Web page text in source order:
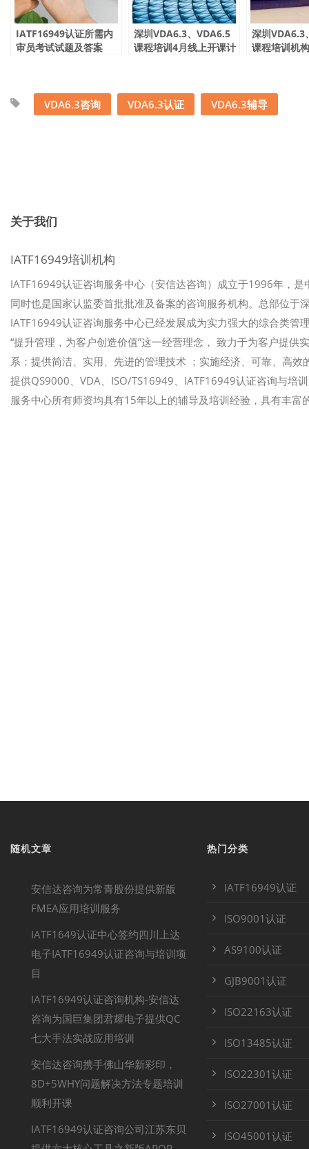
IATF16949认证所需内
审员考试试题及答案
深圳VDA6.3、VDA6.5
课程培训4月线上开课计
深圳VDA6.3
课程培训机
VDA6.3咨询 VDA6.3认证 VDA6.3辅导
关于我们
IATF16949培训机构
IATF16949认证咨询服务中心（安信达咨询）成立于1996年，
同时也是国家认监委首批批准及备案的咨询服务机构。总部位于
IATF16949认证咨询服务中心已经发展成为实力强大的综合类
“提升管理，为客户创造价值”这一经营理念， 致力于为客户提
系；提供简洁、实用、先进的管理技术 ；实施经济、可靠、高
提供QS9000、VDA、ISO/TS16949、IATF16949认证咨询与培
服务中心所有师资均具有15年以上的辅导及培训经验，具有丰富
随机文章
安信达咨询为常青股份提供新版
FMEA应用培训服务
IATF1649认证中心签约四川上达
电子IATF16949认证咨询与培训项
目
IATF16949认证咨询机构-安信达
咨询为国巨集团君耀电子提供QC
七大手法实战应用培训
安信达咨询携手佛山华新彩印，
8D+5WHY问题解决方法专题培训
顺利开课
IATF16949认证咨询公司江苏东贝
热门分类
IATF16949认证
ISO9001认证
AS9100认证
GJB9001认证
ISO22163认证
ISO13485认证
ISO22301认证
ISO27001认证
ISO45001认证